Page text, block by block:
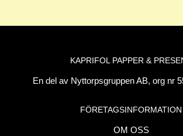
KAPRIFOL PAPPER &
En del av Nyttorpsgruppen AB, org nr
FÖRETAGSINFORMATION
OM OSS